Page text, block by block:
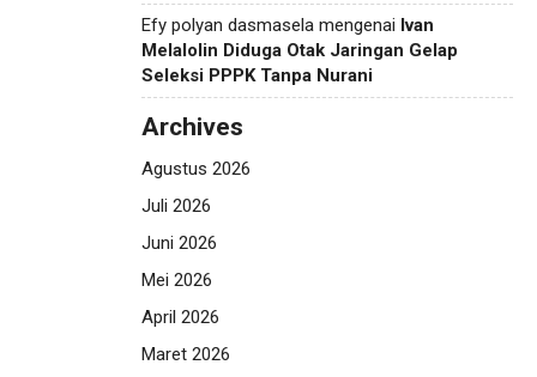
Efy polyan dasmasela mengenai Ivan
Melalolin Diduga Otak Jaringan Gelap
Seleksi PPPK Tanpa Nurani
Archives
Agustus 2026
Juli 2026
Juni 2026
Mei 2026
April 2026
Maret 2026